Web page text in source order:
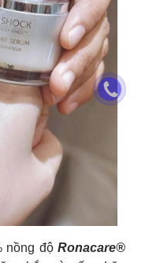
nồng độ Ronacare®